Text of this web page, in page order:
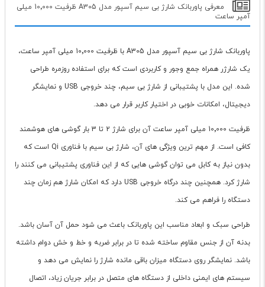
معرفی پاوربانک شارژ بی سیم آسپور مدل A305 ظرفیت 10٬000 میلی
آمپر ساعت
پاوربانک شارژ بی سیم آسپور مدل A305 با ظرفیت 10٬000 میلی آمپر ساعت،
یک شارژر همراه جمع وجور و کاربردی است که برای استفاده روزمره طراحی
شده. این مدل با پشتیبانی از شارژ بی سیم، چند خروجی USB و نمایشگر
دیجیتال، امکانات خوبی در اختیار کاربر قرار می دهد.
ظرفیت 10٬000 میلی آمپر ساعت آن برای شارژ 2 تا 3 بار گوشی های هوشمند
کافی است. از مهم ترین ویژگی های آن، شارژ بی سیم با فناوری Qi است که
بدون نیاز به کابل می توان گوشی هایی که از این فناوری پشتیبانی می کنند را
شارژ کرد. همچنین چند درگاه خروجی USB دارد که امکان شارژ هم زمان چند
دستگاه را فراهم می کند.
طراحی سبک و ابعاد مناسب این پاوربانک باعث می شود حمل آن آسان باشد.
بدنه آن از جنس مقاوم ساخته شده تا در برابر ضربه و خط و خش دوام داشته
باشد. نمایشگر روی دستگاه میزان باقی مانده شارژ را نمایش می دهد و
سیستم های ایمنی داخلی از دستگاه های متصل در برابر جریان زیاد، اتصال